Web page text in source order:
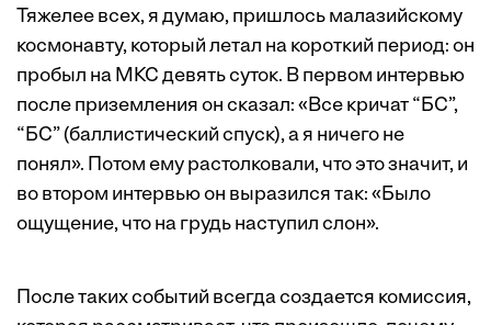
Тяжелее всех, я думаю, пришлось малазийскому
космонавту, который летал на короткий период: он
пробыл на МКС девять суток. В первом интервью
после приземления он сказал: «Все кричат “БС”,
“БС” (баллистический спуск), а я ничего не
понял». Потом ему растолковали, что это значит, и
во втором интервью он выразился так: «Было
ощущение, что на грудь наступил слон».
После таких событий всегда создается комиссия,